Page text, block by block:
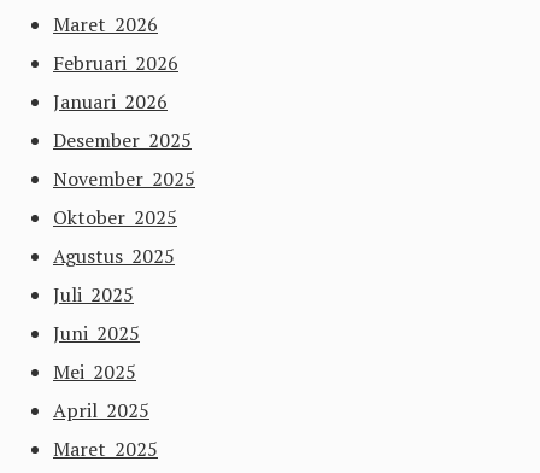
Maret 2026
Februari 2026
Januari 2026
Desember 2025
November 2025
Oktober 2025
Agustus 2025
Juli 2025
Juni 2025
Mei 2025
April 2025
Maret 2025